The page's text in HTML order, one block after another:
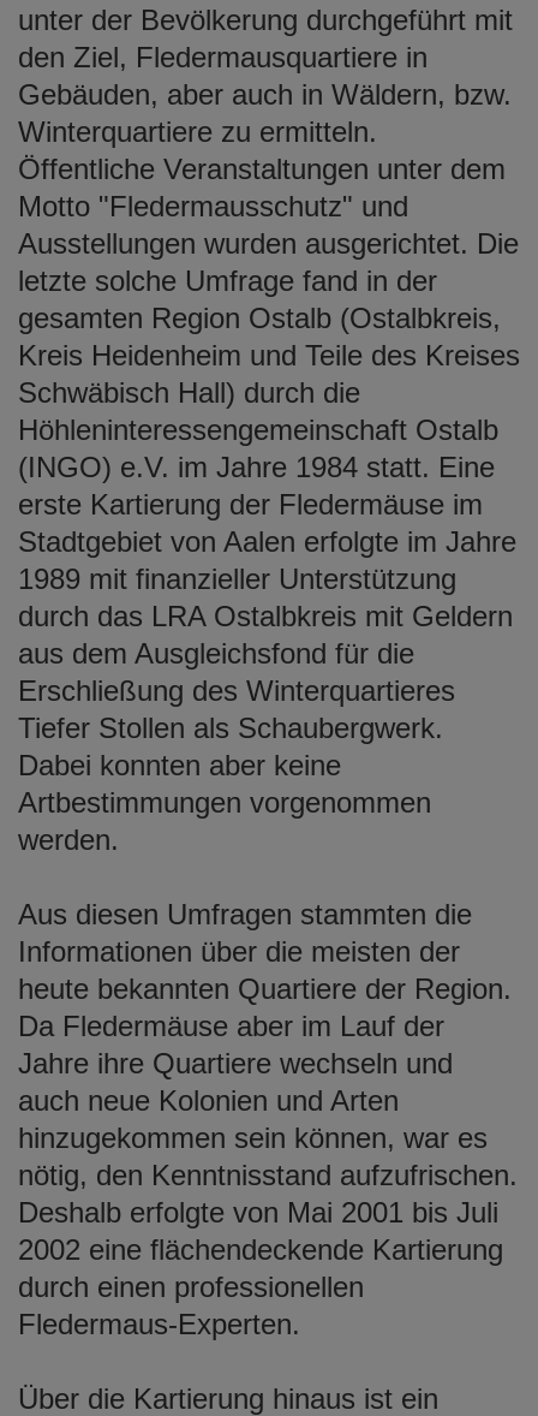
unter der Bevölkerung durchgeführt mit
den Ziel, Fledermausquartiere in
Gebäuden, aber auch in Wäldern, bzw.
Winterquartiere zu ermitteln.
Öffentliche Veranstaltungen unter dem
Motto "Fledermausschutz" und
Ausstellungen wurden ausgerichtet. Die
letzte solche Umfrage fand in der
gesamten Region Ostalb (Ostalbkreis,
Kreis Heidenheim und Teile des Kreises
Schwäbisch Hall) durch die
Höhleninteressengemeinschaft Ostalb
(INGO) e.V. im Jahre 1984 statt. Eine
erste Kartierung der Fledermäuse im
Stadtgebiet von Aalen erfolgte im Jahre
1989 mit finanzieller Unterstützung
durch das LRA Ostalbkreis mit Geldern
aus dem Ausgleichsfond für die
Erschließung des Winterquartieres
Tiefer Stollen als Schaubergwerk.
Dabei konnten aber keine
Artbestimmungen vorgenommen
werden.
Aus diesen Umfragen stammten die
Informationen über die meisten der
heute bekannten Quartiere der Region.
Da Fledermäuse aber im Lauf der
Jahre ihre Quartiere wechseln und
auch neue Kolonien und Arten
hinzugekommen sein können, war es
nötig, den Kenntnisstand aufzufrischen.
Deshalb erfolgte von Mai 2001 bis Juli
2002 eine flächendeckende Kartierung
durch einen professionellen
Fledermaus-Experten.
Über die Kartierung hinaus ist ein